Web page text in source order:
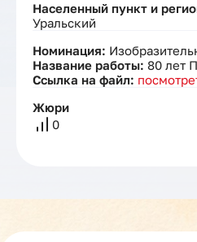
Населенный пункт и
Уральский
Номинация:
Название работы: 80 лет
Ссылка на файл:
Жюри
0